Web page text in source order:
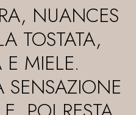
NUANCES
TOSTATA,
MIELE.
SENSAZIONE